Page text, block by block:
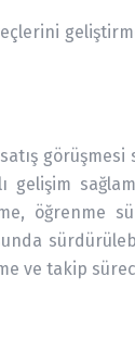
öğrenme
ve takip